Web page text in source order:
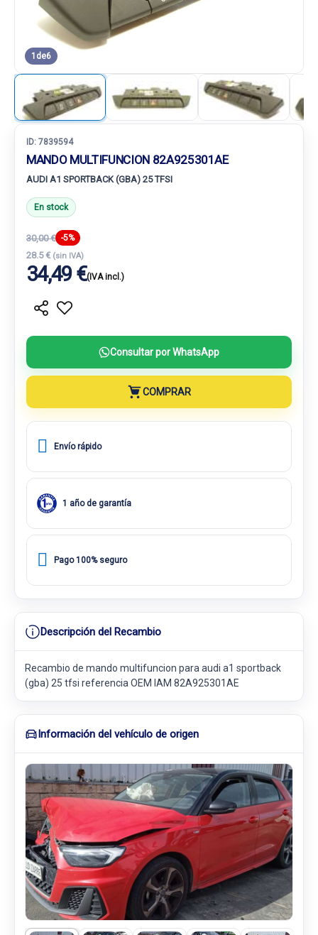
1 de6
ID: 7839594
MANDO MULTIFUNCION 82A925301AE
AUDI A1 SPORTBACK (GBA) 25 TFSI
En stock
30,00 € -5%
28.5 € (sin IVA)
34,49 €(IVA incl.)
Consultar por WhatsApp
COMPRAR
Envío rápido
1 año de garantía
Pago 100% seguro
Descripción del Recambio
Recambio de mando multifuncion para audi a1 sportback
(gba) 25 tfsi referencia OEM IAM 82A925301AE
Información del vehículo de origen